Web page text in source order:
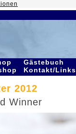
Gästebuch
Kontakt/Links
2012
Winner